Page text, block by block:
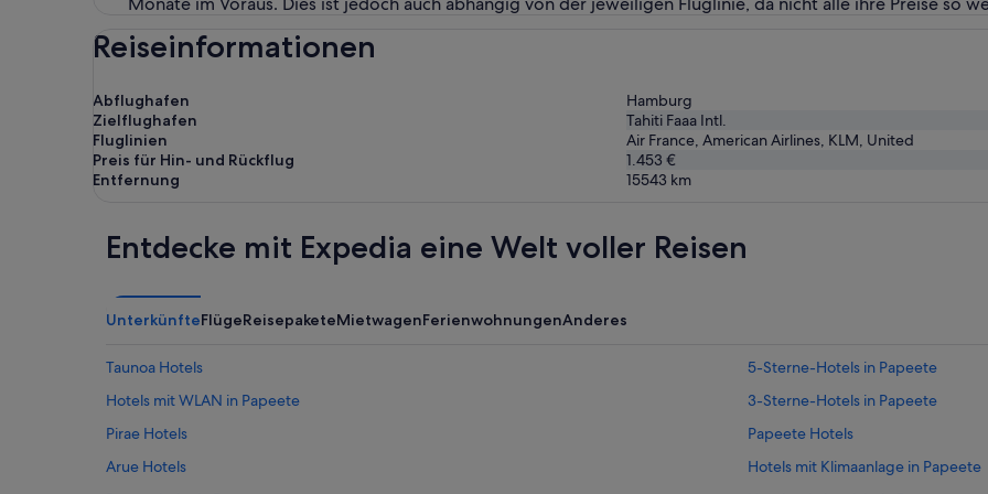
Reiseinformationen
Abflughafen
Hamburg
Zielflughafen
Tahiti Faaa Intl.
Fluglinien
Air France, American Airlines, KLM, United
Preis für Hin- und Rückflug
1.453 €
Entfernung
15543 km
Entdecke mit Expedia eine Welt voller Reisen
UnterkünfteFlügeReisepaketeMietwagenFerienwohnungenAnderes
Taunoa Hotels
5-Sterne-Hotels in Papeete
Hotels mit WLAN in Papeete
3-Sterne-Hotels in Papeete
Pirae Hotels
Papeete Hotels
Arue Hotels
Hotels mit Klimaanlage in Papeete